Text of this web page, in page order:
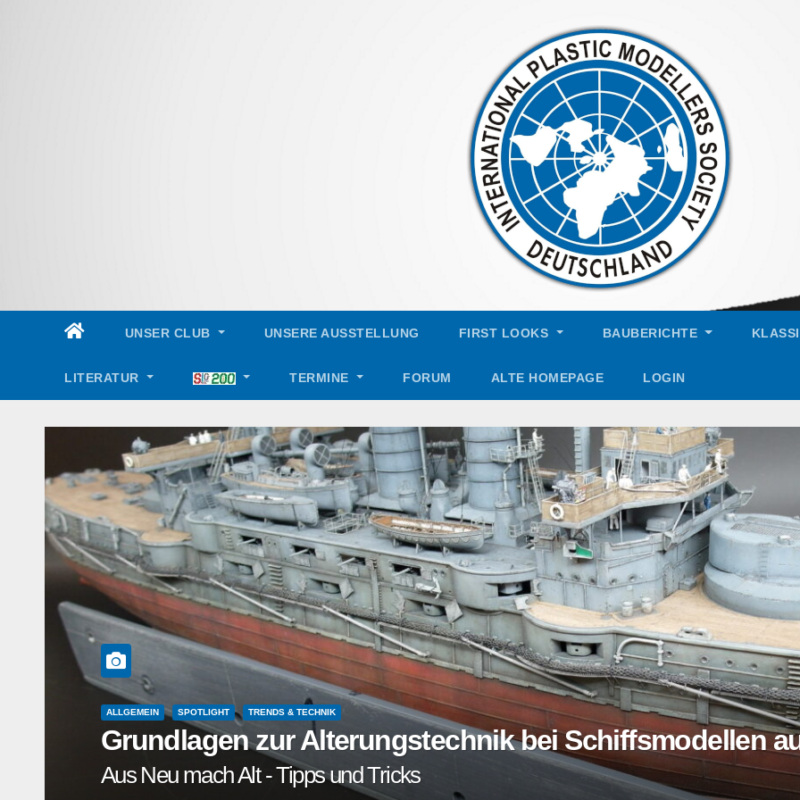
UNSER CLUB UNSERE AUSSTELLUNG FIRST LOOKS BAUBERICHTE
LITERATUR TERMINE FORUM ALTE HOMEPAGE LOGIN
ALLGEMEIN SPOTLIGHT VERANSTALTUNGSBERICHTE
Erfahrungsbericht über meinen Einsatz zum
03. Juli 2026 – Pädagogium Schwerin